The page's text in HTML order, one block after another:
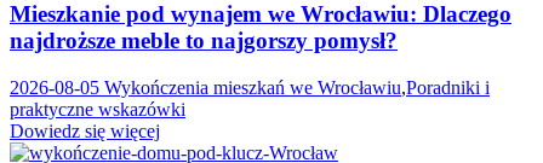
Mieszkanie pod wynajem we Wrocławiu: Dlaczego
najdroższe meble to najgorszy pomysł?
2026-08-05 Wykończenia mieszkań we Wrocławiu,Poradniki i
praktyczne wskazówki
Dowiedz się więcej